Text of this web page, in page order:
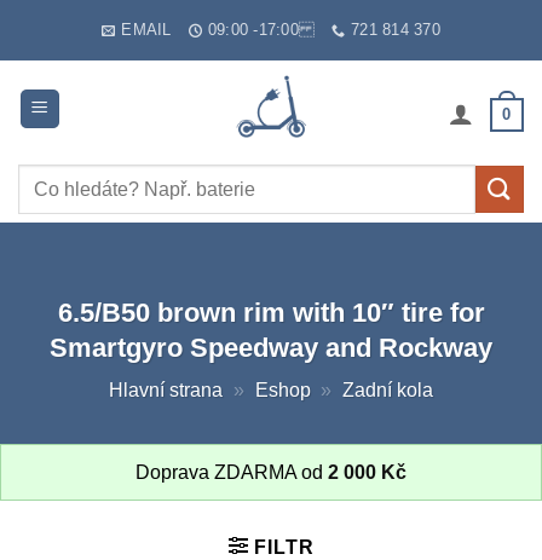
EMAIL 09:00 -17:00 721 814 370
0
Hledat:
6.5/B50 brown rim with 10″ tire for
Smartgyro Speedway and Rockway
Hlavní strana » Eshop » Zadní kola
Doprava ZDARMA od 2 000 Kč
FILTR